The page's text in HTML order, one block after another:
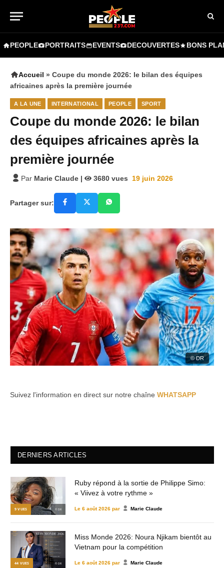
PEOPLE PORTRAITS EVENTS DECOUVERTES BONS
Accueil » Coupe du monde 2026: le bilan des équipes
africaines après la première journée
A LA UNE INTERNATIONAL PEOPLE SPORT
Coupe du monde 2026: le bilan
des équipes africaines après la
première journée
Par Marie Claude | 3680 vues 19 juin 2026
Partager sur:
© DR
Suivez l'information en direct sur notre chaîne WHATSAPP
DERNIERS ARTICLES
9 VUES © DR
Ruby répond à la sortie de Philippe Simo:
« Viivez à votre rythme »
Le 6 août 2026 par Marie Claude
44 VUES © DR
Miss Monde 2026: Noura Njikam bientôt au
Vietnam pour la compétition
Le 6 août 2026 par Marie Claude